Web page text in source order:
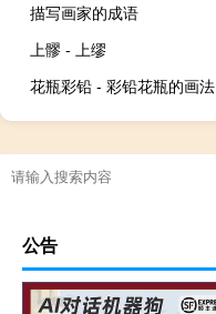
描写画家的成语
上髎 - 上缪
花瓶彩铅 - 彩铅花瓶的画法
公告